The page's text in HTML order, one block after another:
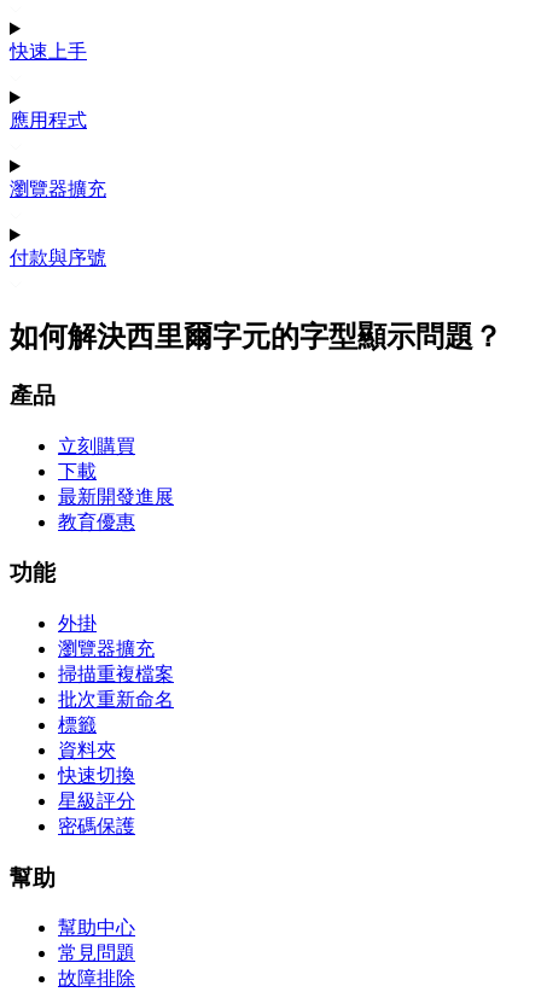
快速上手
應用程式
瀏覽器擴充
付款與序號
如何解決西里爾字元的字型顯示問題？
產品
立刻購買
下載
最新開發進展
教育優惠
功能
外掛
瀏覽器擴充
掃描重複檔案
批次重新命名
標籤
資料夾
快速切換
星級評分
密碼保護
幫助
幫助中心
常見問題
故障排除